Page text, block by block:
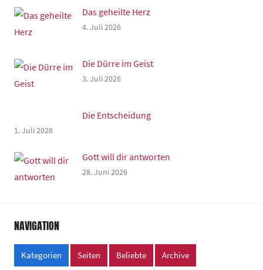
Das geheilte Herz
4. Juli 2026
Die Dürre im Geist
3. Juli 2026
Die Entscheidung
1. Juli 2026
Gott will dir antworten
28. Juni 2026
NAVIGATION
Kategorien Seiten Beliebte Archive